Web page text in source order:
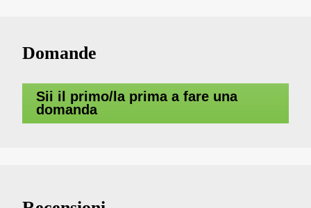
Domande
Sii il primo/la prima a fare una
domanda